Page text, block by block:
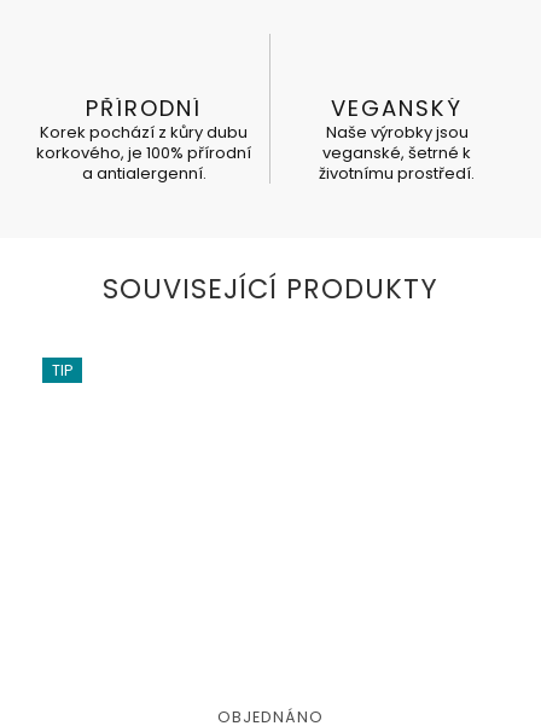
PŘÍRODNÍ
Korek pochází z kůry dubu
korkového, je 100% přírodní
a antialergenní.
VEGANSKÝ
Naše výrobky jsou
veganské, šetrné k
životnímu prostředí.
SOUVISEJÍCÍ PRODUKTY
TIP
OBJEDNÁNO